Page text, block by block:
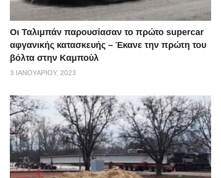
Οι Ταλιμπάν παρουσίασαν το πρώτο supercar
αφγανικής κατασκευής – Έκανε την πρώτη του
βόλτα στην Καμπούλ
3 ΙΑΝΟΥΑΡΊΟΥ, 2023